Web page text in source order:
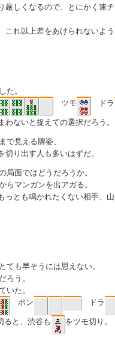
しくなるので、とにかく連
れ以上差をあけられないよ
た。
ツモ
ドラ
ないと捉えての選択だろう。
で見える牌姿、
切り出す人も多いはずだ。
局面ではどうだろうか。
らマンガンを出アガる。
っとも鳴かれたくない相手、
ても早そうには思えない。
ろう。
いた。
ポン
ドラ
ると、渋谷も
をツモ切り。